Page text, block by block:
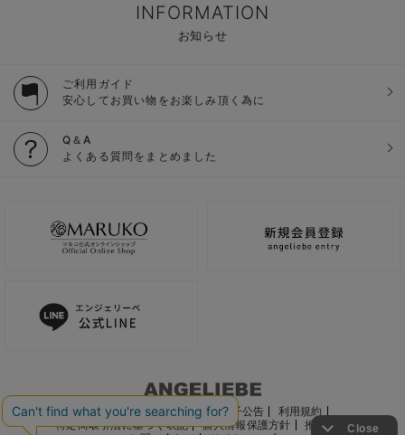
INFORMATION
お知らせ
ご利用ガイド
安心してお買い物をお楽しみ頂く為に
Q＆A
よくある質問をまとめました
ご利用ガイド 会社概要 電子公告
利用規約
特定商取引法に基づく表記
個人情報保護方針
推奨環境